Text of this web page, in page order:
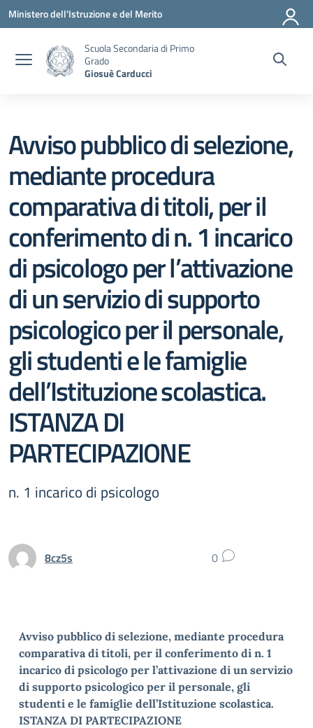
Vai ai contenuti
Vai al menu di navigazione
Vai al footer
Ministero dell'Istruzione e del Merito
Scuola Secondaria di Primo
Grado
Giosuè Carducci
Avviso pubblico di selezione,
mediante procedura
comparativa di titoli, per il
conferimento di n. 1 incarico
di psicologo per l’attivazione
di un servizio di supporto
psicologico per il personale,
gli studenti e le famiglie
dell’Istituzione scolastica.
ISTANZA DI
PARTECIPAZIONE
n. 1 incarico di psicologo
8cz5s 0
Avviso pubblico di selezione, mediante procedura
comparativa di titoli, per il conferimento di n. 1
incarico di psicologo per l’attivazione di un servizio
di supporto psicologico per il personale, gli
studenti e le famiglie dell’Istituzione scolastica.
ISTANZA DI PARTECIPAZIONE